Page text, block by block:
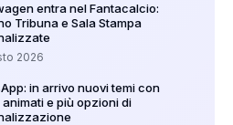
entra nel Fantacalcio:
Tribuna e Sala Stampa
2026
in arrivo nuovi temi con
e più opzioni di